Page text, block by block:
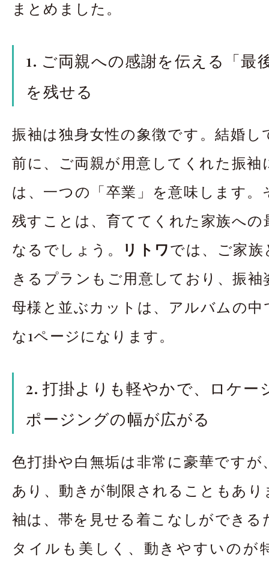
まとめました。
1. ご両親への感謝を伝える「最
を残せる
振袖は独身女性の象徴です。結婚し
前に、ご両親が用意してくれた振袖
は、一つの「卒業」を意味します。
残すことは、育ててくれた家族への
なるでしょう。
リトワでは、ご家
きるプランもご用意しており、振
母様と並ぶカットは、アルバムの中
な1ページになります。
2. 打掛よりも軽やかで、ロケー
ポージングの幅が広がる
色打掛や白無垢は非常に豪華ですが
あり、動きが制限されることもあり
袖は、帯を見せる着こなしができる
タイルも美しく、動きやすいのが